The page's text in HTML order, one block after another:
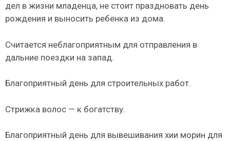
дел в жизни младенца, не стоит праздновать день
рождения и выносить ребенка из дома.
Считается неблагоприятным для отправления в
дальние поездки на запад.
Благоприятный день для строительных работ.
Стрижка волос — к богатству.
Благоприятный день для вывешивания хии морин для